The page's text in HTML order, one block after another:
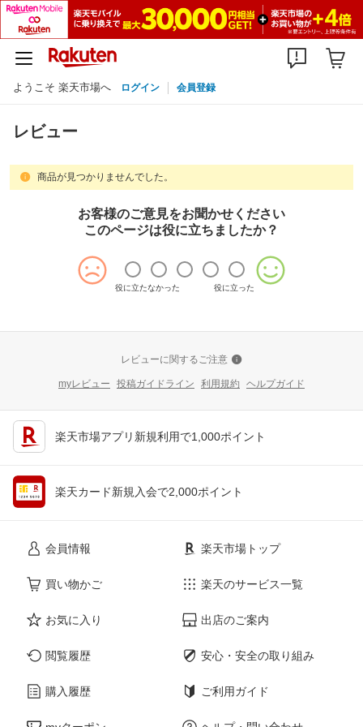
ようこそ 楽天市場へ ログイン 会員登録
レビュー
商品が見つかりませんでした。
お客様のご意見をお聞かせください
このページは役に立ちましたか？
役に立たなかった 役に立った
レビューに関するご注意
myレビュー 投稿ガイドライン 利用規約 ヘルプガイド
楽天市場アプリ新規利用で1,000ポイント
楽天カード新規入会で2,000ポイント
会員情報
買い物かご
お気に入り
閲覧履歴
購入履歴
楽天市場トップ
楽天のサービス一覧
出店のご案内
安心・安全の取り組み
ご利用ガイド